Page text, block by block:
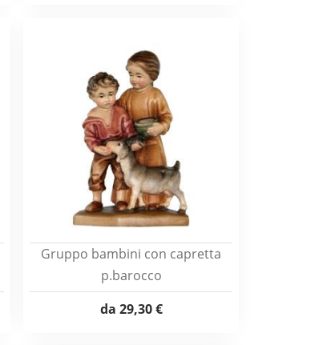
Gruppo bambini con capretta
p.barocco
da 29,30 €